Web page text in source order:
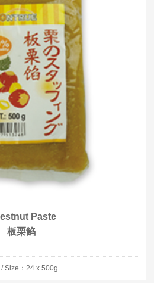
Paste
板栗餡
Size：24 x 500g